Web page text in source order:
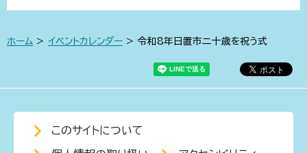
ホーム > イベントカレンダー > 令和8年日置市二十歳を祝う式
このサイトについて